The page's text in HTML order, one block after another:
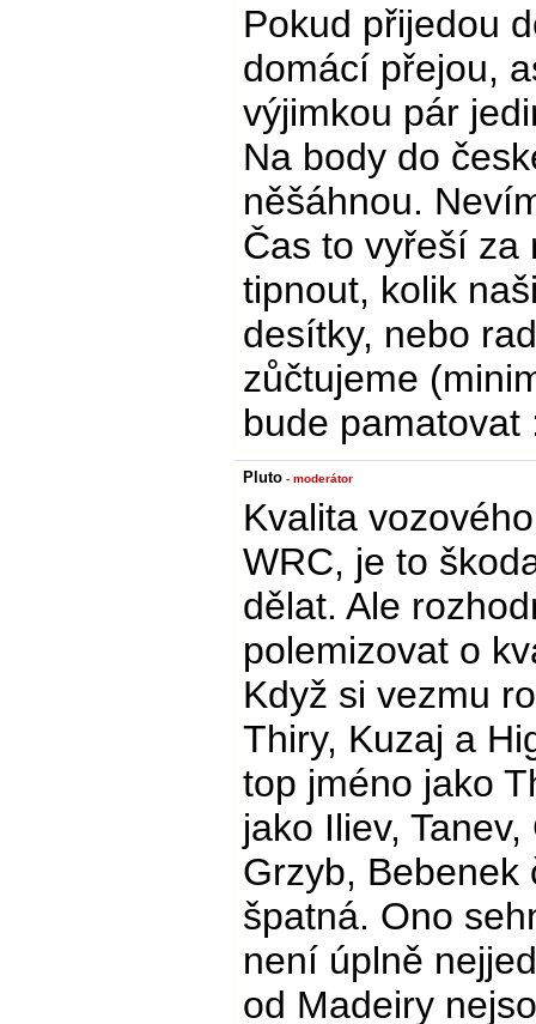
Pokud přijedou
domácí přejou,
výjimkou pár
Na body do
něšáhnou.
Čas to vyřeší za
tipnout, kolik
desítky, nebo
zůčtujeme
bude pamatovat
Pluto - moderátor
Kvalita
WRC, je to
dělat. Ale
polemizovat o
Když si vezmu
Thiry, Kuzaj a
top jméno jako
jako Iliev,
Grzyb, Bebenek
špatná. Ono
není úplně
od Madeiry